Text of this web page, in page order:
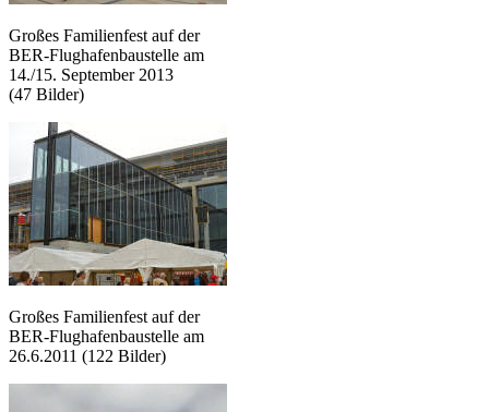
Großes Familienfest auf der
BER-Flughafenbaustelle am
14./15. September 2013
(47 Bilder)
Großes Familienfest auf der
BER-Flughafenbaustelle am
26.6.2011 (122 Bilder)